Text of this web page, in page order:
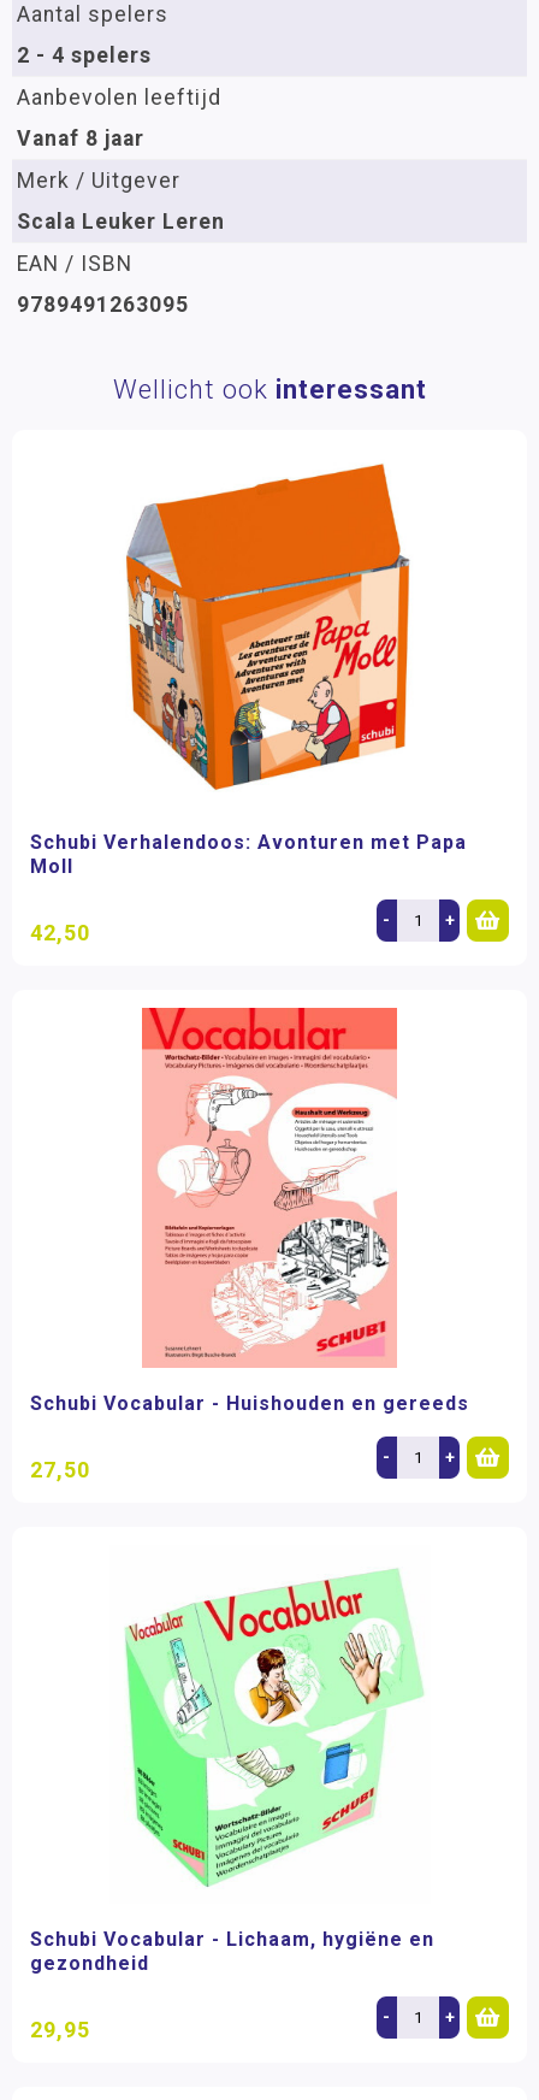
Aantal spelers
2 - 4 spelers
Aanbevolen leeftijd
Vanaf 8 jaar
Merk / Uitgever
Scala Leuker Leren
EAN / ISBN
9789491263095
Wellicht ook interessant
Schubi Verhalendoos: Avonturen met Papa
Moll
42,50 - +
Schubi Vocabular - Huishouden en gereeds
27,50 - +
Schubi Vocabular - Lichaam, hygiëne en
gezondheid
29,95 - +